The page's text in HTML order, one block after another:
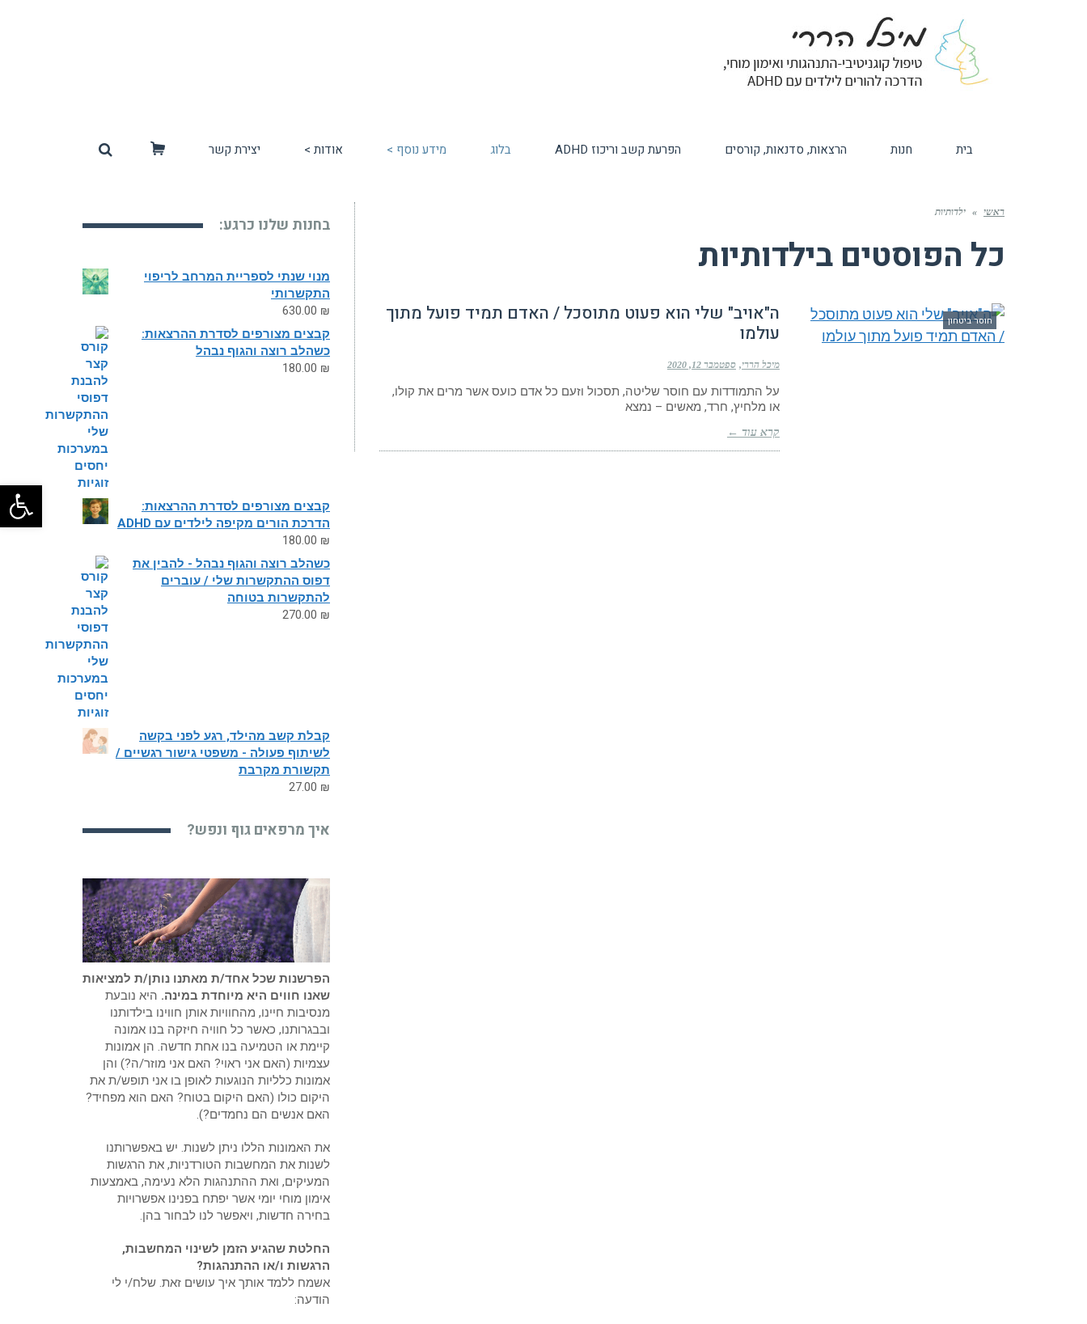
בית חנות הרצאות, סדנאות, קורסים הפרעת קשב וריכוז ADHD בלוג מידע נוסף > אודות > יצירת קשר
ראשי » ילדותיות
כל הפוסטים בילדותיות
חוסר ביטחון
ה"אויב" שלי הוא פעוט מתוסכל / האדם תמיד פועל מתוך
עולמו
מיכל הררי ספטמבר 12, 2020
על התמודדות עם חוסר שליטה, תסכול וזעם כל אדם כועס אשר מרים את קולו,
או מלחיץ, חרד, מאשים – נמצא
קרא עוד ←
בחנות שלנו כרגע:
מנוי שנתי לספריית המרחב לריפוי
התקשרותי
630.00 ₪
קבצים מצורפים לסדרת ההרצאות:
כשהלב רוצה והגוף נבהל
180.00 ₪
קבצים מצורפים לסדרת ההרצאות:
הדרכת הורים מקיפה לילדים עם ADHD
180.00 ₪
כשהלב רוצה והגוף נבהל - להבין את
דפוס ההתקשרות שלי / עוברים
להתקשרות בטוחה
270.00 ₪
קבלת קשב מהילד, רגע לפני בקשה
לשיתוף פעולה - משפטי גישור רגשיים /
תקשורת מקרבת
27.00 ₪
איך מרפאים גוף ונפש?
הפרשנות שכל אחד/ת מאתנו נותן/ת למציאות
שאנו חווים היא מיוחדת במינה. היא נובעת
מנסיבות חיינו, מהחוויות אותן חווינו בילדותנו
ובבגרותנו, כאשר כל חוויה חיזקה בנו אמונה
קיימת או הטמיעה בנו אחת חדשה. הן אמונות
עצמיות (האם אני ראוי? האם אני מוזר/ה?) והן
אמונות כלליות הנוגעות לאופן בו אני תופש/ת את
היקום כולו (האם היקום בטוח? האם הוא מפחיד?
האם אנשים הם נחמדים?).
את האמונות הללו ניתן לשנות. יש באפשרותנו
לשנות את המחשבות הטורדניות, את הרגשות
המעיקים, ואת ההתנהגות הלא נעימה, באמצעות
אימון מוחי יומי אשר יפתח בפנינו אפשרויות
בחירה חדשות, ויאפשר לנו לבחור בהן.
החלטת שהגיע הזמן לשינוי המחשבות,
הרגשות ו/או ההתנהגות?
אשמח ללמד אותך איך עושים זאת. שלח/י לי
הודעה: